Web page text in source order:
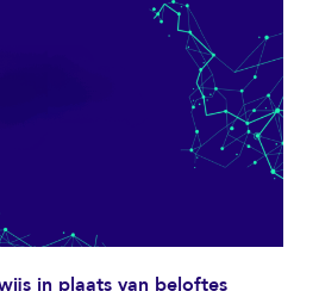
in plaats van beloftes